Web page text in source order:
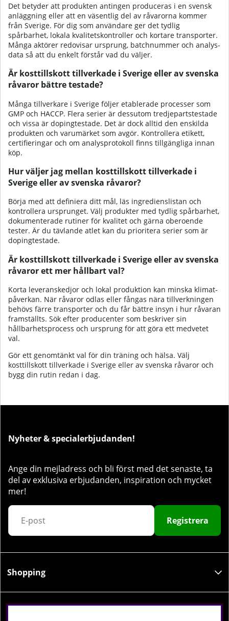
Det betyder att produkten antingen produceras i en svensk
anläggning eller att en väsentlig del av råvarorna kommer
från Sverige. För dig som användare ger det tydlig
spårbarhet, lokala kvalitets­kontroller och kortare transporter.
Många aktörer redovisar ursprung, batch­nummer och analys­
data så att du enkelt förstår vad du väljer.
Är kosttillskott tillverkade i Sverige eller av svenska
råvaror bättre testade?
Många tillverkare i Sverige följer etablerade processer som
GMP och HACCP. Flera serier är dessutom tredjeparts­testade
och vissa är doping­testade. Det är dock alltid den enskilda
produkten och varumärket som avgör. Kontrollera etikett,
certifieringar och om analys­protokoll finns tillgängliga innan
köp.
Hur väljer jag mellan kosttillskott tillverkade i
Sverige eller av svenska råvaror?
Börja med att definiera ditt mål, läs ingrediens­listan och
kontrollera ursprunget. Välj produkter med tydlig spårbarhet,
dokumenterade rutiner för kvalitet och gärna oberoende
tester. Är du tävlande atlet kan du prioritera serier som är
doping­testade.
Är kosttillskott tillverkade i Sverige eller av svenska
råvaror ett mer hållbart val?
Korta leveranskedjor och lokal produktion kan minska klimat­
påverkan. När råvaror odlas eller fångas nära tillverkningen
behövs färre transporter och du får bättre insyn i hur råvaran
framställts. Sök efter producenter som beskriver sin
hållbarhets­process och ursprung för att göra ett medvetet
val.
Gör ett genomtänkt val för din träning och hälsa. Välj
kosttillskott tillverkade i Sverige eller av svenska råvaror och
bygg din rutin redan i dag.​‌‌​​‌​‌​‌‌​​‌​​​‌‌​​‌​‌​‌‌‌​​​‌​​‌‌​‌​‌​​‌‌​‌‌‌​‌‌‌‌​​​​‌‌​‌‌‌​​‌‌‌​​​​​‌‌​​‌‌‌​‌‌​​​​‌
Nyheter & specialerbjudanden!
Ange din mejladress och bli först med det senaste, ta
del av exklusiva erbjudanden, inspiration och mycket
mer!
Registrera
Shopping